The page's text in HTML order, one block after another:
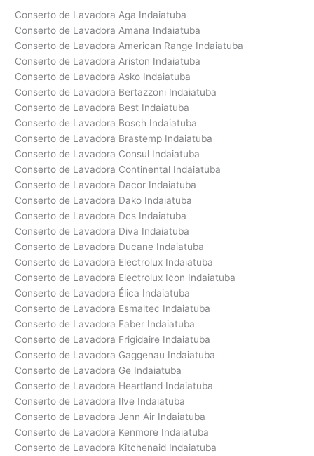
Conserto de Lavadora Aga Indaiatuba
Conserto de Lavadora Amana Indaiatuba
Conserto de Lavadora American Range Indaiatuba
Conserto de Lavadora Ariston Indaiatuba
Conserto de Lavadora Asko Indaiatuba
Conserto de Lavadora Bertazzoni Indaiatuba
Conserto de Lavadora Best Indaiatuba
Conserto de Lavadora Bosch Indaiatuba
Conserto de Lavadora Brastemp Indaiatuba
Conserto de Lavadora Consul Indaiatuba
Conserto de Lavadora Continental Indaiatuba
Conserto de Lavadora Dacor Indaiatuba
Conserto de Lavadora Dako Indaiatuba
Conserto de Lavadora Dcs Indaiatuba
Conserto de Lavadora Diva Indaiatuba
Conserto de Lavadora Ducane Indaiatuba
Conserto de Lavadora Electrolux Indaiatuba
Conserto de Lavadora Electrolux Icon Indaiatuba
Conserto de Lavadora Élica Indaiatuba
Conserto de Lavadora Esmaltec Indaiatuba
Conserto de Lavadora Faber Indaiatuba
Conserto de Lavadora Frigidaire Indaiatuba
Conserto de Lavadora Gaggenau Indaiatuba
Conserto de Lavadora Ge Indaiatuba
Conserto de Lavadora Heartland Indaiatuba
Conserto de Lavadora Ilve Indaiatuba
Conserto de Lavadora Jenn Air Indaiatuba
Conserto de Lavadora Kenmore Indaiatuba
Conserto de Lavadora Kitchenaid Indaiatuba